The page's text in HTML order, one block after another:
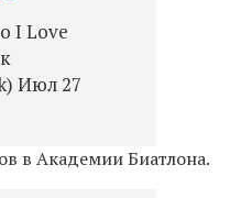
I Love
Июл 27
в Академии Биатлона.